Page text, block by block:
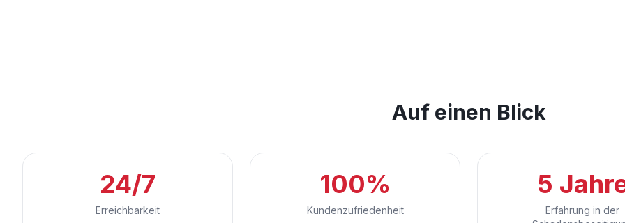
Auf einen Blick
24/7
Erreichbarkeit
100%
Kundenzufriedenheit
5
Erfahrung in der